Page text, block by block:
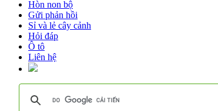
Hòn non bộ
Gửi phản hồi
Sỉ và lẻ cây cảnh
Hỏi đáp
Ô tô
Liên hệ